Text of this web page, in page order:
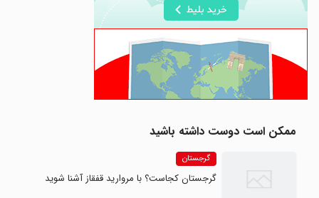
ممکن است دوست داشته باشید
گرجستان
گرجستان کجاست؟ با مروارید قفقاز آشنا شوید